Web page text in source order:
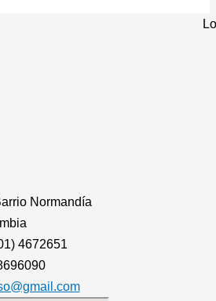
Normandía
4672651